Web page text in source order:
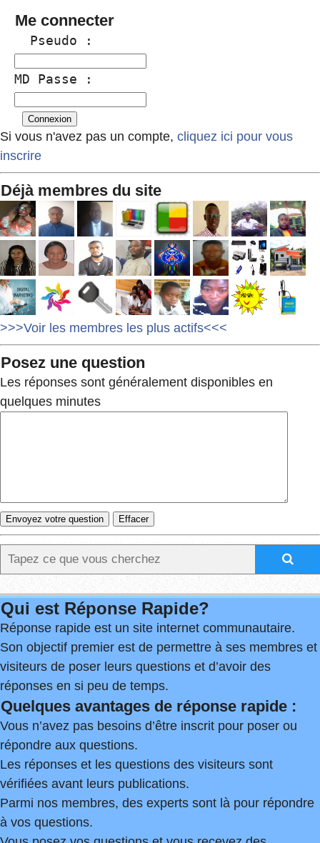
Me connecter
  Pseudo :
MD Passe :
Si vous n'avez pas un compte, cliquez ici pour vous
inscrire
Déjà membres du site
>>>Voir les membres les plus actifs<<<
Posez une question
Les réponses sont généralement disponibles en
quelques minutes
Qui est Réponse Rapide?
Réponse rapide est un site internet communautaire.
Son objectif premier est de permettre à ses membres et
visiteurs de poser leurs questions et d’avoir des
réponses en si peu de temps.
Quelques avantages de réponse rapide :
Vous n’avez pas besoins d’être inscrit pour poser ou
répondre aux questions.
Les réponses et les questions des visiteurs sont
vérifiées avant leurs publications.
Parmi nos membres, des experts sont là pour répondre
à vos questions.